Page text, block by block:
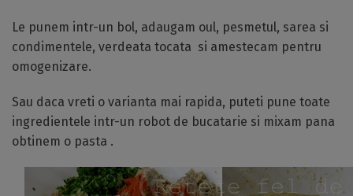
Le punem intr-un bol, adaugam oul, pesmetul, sarea si
condimentele, verdeata tocata si amestecam pentru
omogenizare.
Sau daca vreti o varianta mai rapida, puteti pune toate
ingredientele intr-un robot de bucatarie si mixam pana
obtinem o pasta .